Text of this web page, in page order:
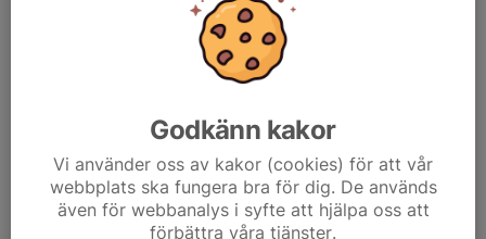
och bakom hela idén låg en föreningsdag i mars månad samma
år. Tillsammans med SISU satt representanter från olika delar av
Edsvära/Norra Vånga FF och...
Godkänn kakor
Vi använder oss av kakor (cookies) för att vår
webbplats ska fungera bra för dig. De används
även för webbanalys i syfte att hjälpa oss att
förbättra våra tjänster.